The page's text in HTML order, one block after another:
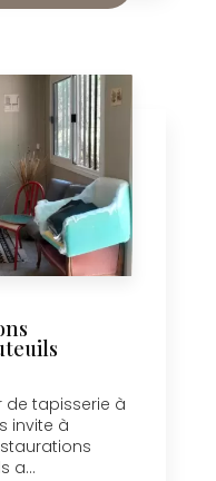
de tapisserie à
invite à
a...